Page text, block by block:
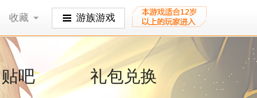
收藏
收藏 游族游戏
贴吧 礼包兑换